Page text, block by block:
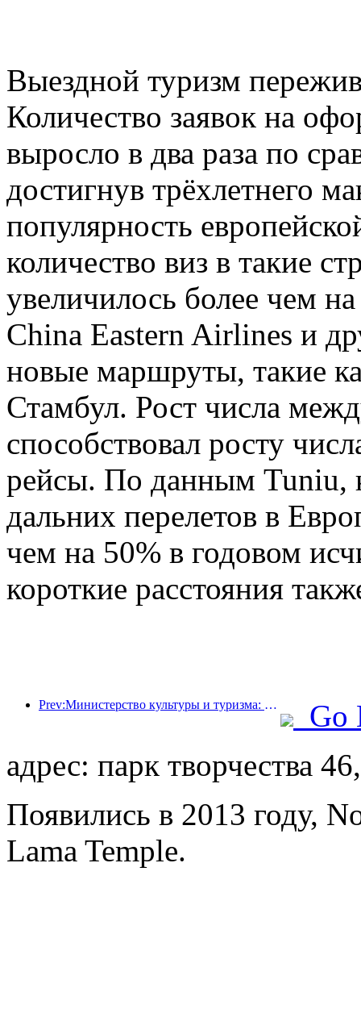
Выездной туризм
Количество заявок на
выросло в два раза по
достигнув трёхлетнего
популярность
количество виз в такие
увеличилось более чем
China Eastern Airlines и
новые маршруты, такие
Стамбул. Рост числа
способствовал росту
рейсы. По данным Tuniu,
дальних перелетов в
чем на 50% в годовом
короткие расстояния
Prev:Министерство культуры и туризма: усилить контроль качества туристических достопримечательностей и повысить уровень обслуживания в живописных местах.
Go
адрес: парк творчества
Появились в 2013 году,
Lama Temple.